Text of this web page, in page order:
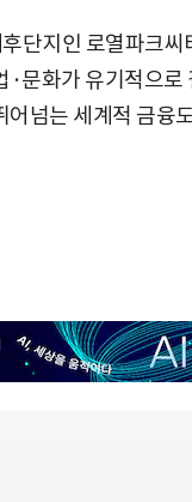
단지인 로열파크씨
문화가 유기적으로
넘는 세계적 금융